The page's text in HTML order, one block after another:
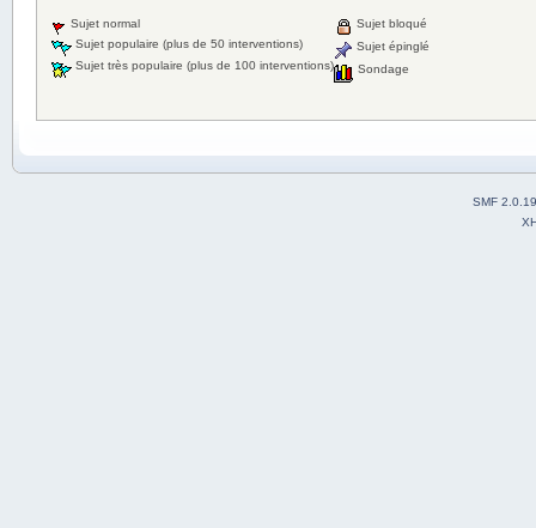
Sujet normal
Sujet populaire (plus de 50 interventions)
Sujet très populaire (plus de 100 interventions)
Sujet bloqué
Sujet épinglé
Sondage
SMF 2.0.19